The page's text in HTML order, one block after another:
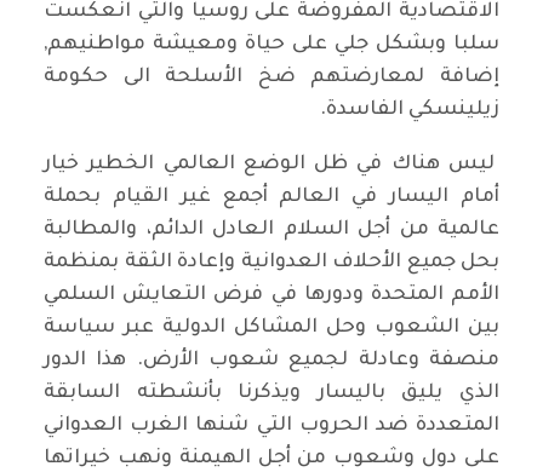
الاقتصادية المفروضة على روسيا والتي انعكست
سلبا وبشكل جلي على حياة ومعيشة مواطنيهم,
إضافة لمعارضتهم ضخ الأسلحة الى حكومة
زيلينسكي الفاسدة.
ليس هناك في ظل الوضع العالمي الخطير خيار
أمام اليسار في العالم أجمع غير القيام بحملة
عالمية من أجل السلام العادل الدائم، والمطالبة
بحل جميع الأحلاف العدوانية وإعادة الثقة بمنظمة
الأمم المتحدة ودورها في فرض التعايش السلمي
بين الشعوب وحل المشاكل الدولية عبر سياسة
منصفة وعادلة لجميع شعوب الأرض. هذا الدور
الذي يليق باليسار ويذكرنا بأنشطته السابقة
المتعددة ضد الحروب التي شنها الغرب العدواني
على دول وشعوب من أجل الهيمنة ونهب خيراتها